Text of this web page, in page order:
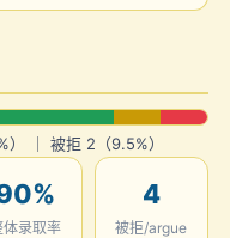
｜ 被拒 2（9.5%）
体录取率
4
被拒/argue